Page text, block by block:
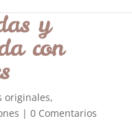
y
con
originales,
| 0 Comentarios